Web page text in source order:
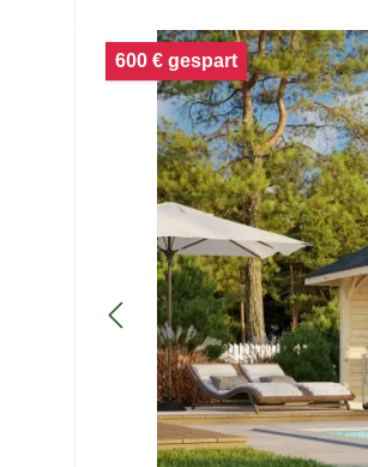
Bildergalerie überspringen
600 € gespart